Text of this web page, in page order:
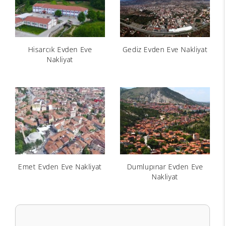
Hisarcık Evden Eve
Nakliyat
Gediz Evden Eve Nakliyat
Emet Evden Eve Nakliyat
Dumlupınar Evden Eve
Nakliyat